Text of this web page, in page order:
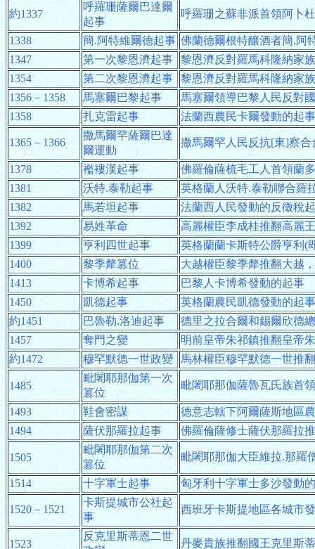
約1337
呼羅珊薩爾巴達爾
起事
呼羅珊之蘇非派首領阿卜
1338 簡.阿特維爾德起事 佛蘭德爾根特釀酒者簡.阿
1347
第一次黎恩濟起事
黎恩濟反對羅馬科隆納家
1354
第二次黎恩濟起事
黎恩濟反對羅馬科隆納家
1356－1358
馬塞爾巴黎起事
馬塞爾領導巴黎人民反對
1358
扎克雷起事 法蘭西農民卡爾發動的起事
1365－1366
撒馬爾罕薩爾巴達
爾運動
撒馬爾罕人民反抗[東]察合
1378 襤褸漢起事
佛羅倫薩梳毛工人首領蘭
1381
沃特.泰勒起事
英格蘭人沃特.泰勒聯合羅
1382
馬若坦起事
法蘭西人民發動的反徵稅
1392
易姓革命
高麗權臣李成桂推翻高麗
1399
亨利四世起事
英格蘭蘭卡斯特公爵亨利(
1400
黎季犛篡位
大越權臣黎季犛推翻大越
1413
卡博希起事
巴黎人卡博希發動的起事
1450
凱德起事
英格蘭農民凱德發動的起事
約1451
巴魯勒.洛迪起事
德里之拉合爾和錫爾欣德
1457
奪門之變
明前皇帝朱祁鎮推翻皇帝
約1472
穆罕默德一世政變 馬林權臣穆罕默德一世推
1485
毗闍耶那伽第一次
篡位
毗闍耶那伽薩魯瓦氏族首
1493 鞋會密謀
德意志轄下阿爾薩斯地區
1494
薩伏那羅拉起事 佛羅倫薩修士薩伏那羅拉
1505
毗闍耶那伽第二次
篡位
毗闍耶那伽大臣維拉.那羅
1514 十字軍士起事 匈牙利十字軍士多沙發動
1520－1521
卡斯提城市公社起
事
西班牙卡斯提地區各城市
1523
反克里斯蒂恩二世
丹麥貴族推翻國王克里斯